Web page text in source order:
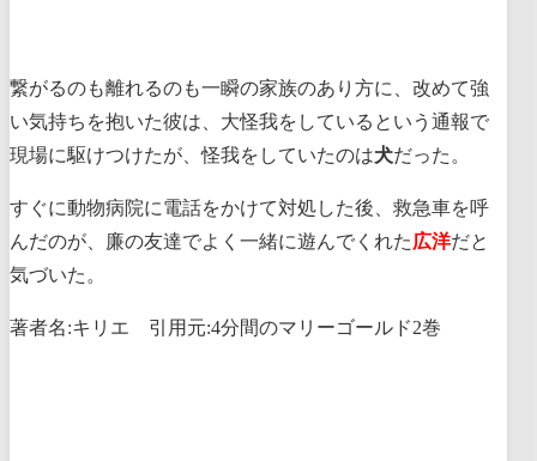
繋がるのも離れるのも一瞬の家族のあり方に、改めて強
い気持ちを抱いた彼は、大怪我をしているという通報で
現場に駆けつけたが、怪我をしていたのは犬だった。
すぐに動物病院に電話をかけて対処した後、救急車を呼
んだのが、廉の友達でよく一緒に遊んでくれた広洋だと
気づいた。
著者名:キリエ 引用元:4分間のマリーゴールド2巻